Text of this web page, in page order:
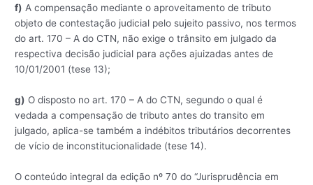
f) A compensação mediante o aproveitamento de tributo
objeto de contestação judicial pelo sujeito passivo, nos termos
do art. 170 – A do CTN, não exige o trânsito em julgado da
respectiva decisão judicial para ações ajuizadas antes de
10/01/2001 (tese 13);
g) O disposto no art. 170 – A do CTN, segundo o qual é
vedada a compensação de tributo antes do transito em
julgado, aplica-se também a indébitos tributários decorrentes
de vício de inconstitucionalidade (tese 14).
O conteúdo integral da edição nº 70 do “Jurisprudência em